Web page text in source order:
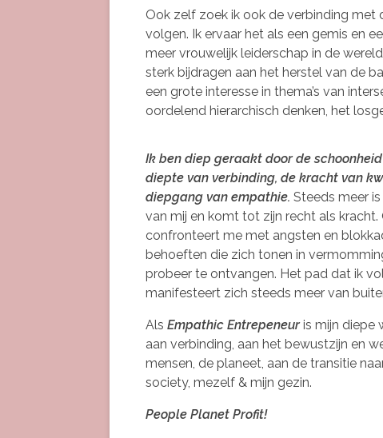
Ook zelf zoek ik ook de verbinding met
volgen. Ik ervaar het als een gemis en
meer vrouwelijk leiderschap in de
sterk bijdragen aan het herstel van de
een grote interesse in thema’s van
oordelend hierarchisch denken, het
Ik ben diep geraakt door de
diepte van verbinding, de kracht van
diepgang van empathie. Steeds meer
van mij en komt tot zijn recht als kracht.
confronteert me met angsten en
behoeften die zich tonen in
probeer te ontvangen. Het pad dat ik
manifesteert zich steeds meer van
Als Empathic Entrepeneuris mijn diepe
aan verbinding, aan het bewustzijn en
mensen, de planeet, aan de transitie
society, mezelf & mijn gezin.
People Planet Profit!